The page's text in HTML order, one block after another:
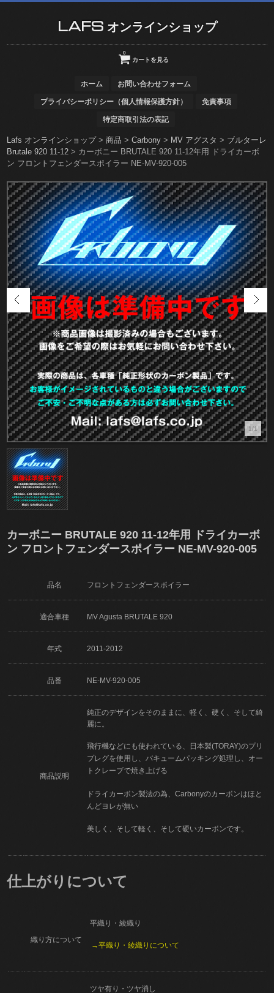
LAFS オンラインショップ
カートを見る
0
ホーム お問い合わせフォーム
プライバシーポリシー（個人情報保護方針） 免責事項
特定商取引法の表記
Lafs オンラインショップ>商品 >Carbony > MV アグスタ > ブルターレ
Brutale 920 11-12 > カーボニー BRUTALE 920 11-12年用 ドライカーボ
ン フロントフェンダースポイラー NE-MV-920-005
1/1
カーボニー BRUTALE 920 11-12年用 ドライカーボ
ン フロントフェンダースポイラー NE-MV-920-005
品名 フロントフェンダースポイラー
適合車種 MV Agusta BRUTALE 920
年式 2011-2012
品番 NE-MV-920-005
商品説明
純正のデザインをそのままに、軽く、硬く、そして綺
麗に。
飛行機などにも使われている、日本製(TORAY)のプリ
プレグを使用し、バキュームパッキング処理し、オー
トクレーブで焼き上げる
ドライカーボン製法の為、Carbonyのカーボンはほと
んどヨレが無い
美しく、そして軽く、そして硬いカーボンです。
仕上がりについて
織り方について
平織り・綾織り
→平織り・綾織りについて
ツヤ有り・ツヤ消し